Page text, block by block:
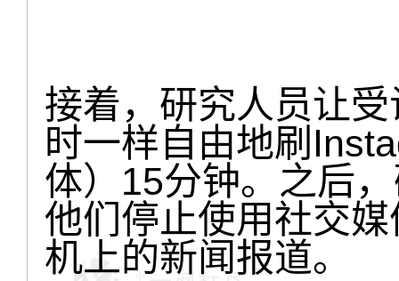
接着，研究人员让
时一样自由地刷
体）15分钟。之后
他们停止使用社交
机上的新闻报道。